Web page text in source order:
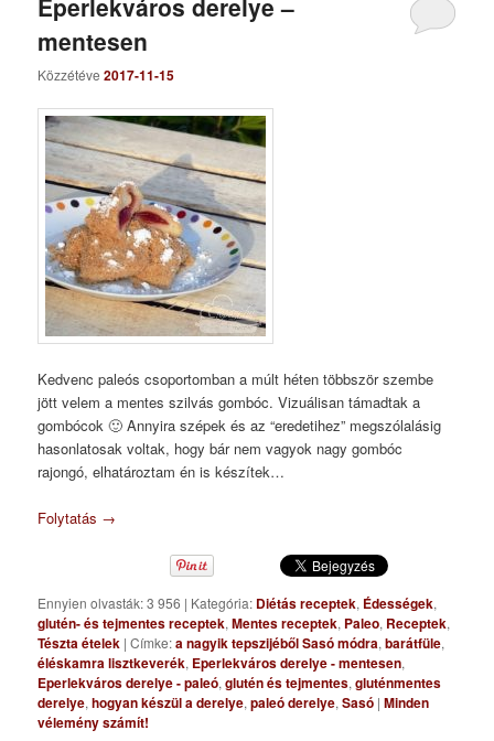
mentesen
Közzétéve2017-11-15
Kedvenc paleós csoportomban a múlt héten többször szembe
jött velem a mentes szilvás gombóc. Vizuálisan támadtak a
gombócok 🙂 Annyira szépek és az “eredetihez” megszólalásig
hasonlatosak voltak, hogy bár nem vagyok nagy gombóc
rajongó, elhatároztam én is készítek…
Folytatás →
Ennyien olvasták: 3 956 | Kategória: Diétás receptek, Édességek,
glutén- és tejmentes receptek,Mentes receptek, Paleo, Receptek,
Tészta ételek |Címke:a nagyik tepszijéből Sasó módra,barátfüle,
éléskamra lisztkeverék, Eperlekváros derelye - mentesen,
Eperlekváros derelye - paleó,glutén és tejmentes,gluténmentes
derelye,hogyan készül a derelye,paleó derelye,Sasó |Minden
vélemény számít!